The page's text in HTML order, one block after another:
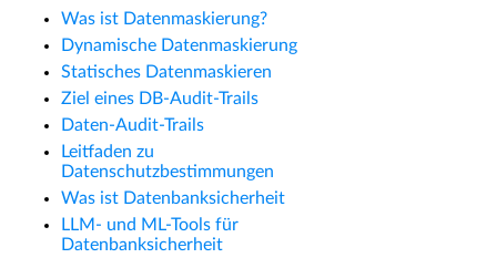
Was ist Datenmaskierung?
Dynamische Datenmaskierung
Statisches Datenmaskieren
Ziel eines DB-Audit-Trails
Daten-Audit-Trails
Leitfaden zu
Datenschutzbestimmungen
Was ist Datenbanksicherheit
LLM- und ML-Tools für
Datenbanksicherheit